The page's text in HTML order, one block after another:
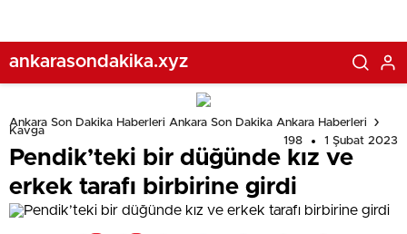
ankarasondakika.xyz
Ankara Son Dakika Haberleri Ankara Son Dakika Ankara Haberleri
Kavga
198
1 Şubat 2023
Pendik’teki bir düğünde kız ve
erkek tarafı birbirine girdi